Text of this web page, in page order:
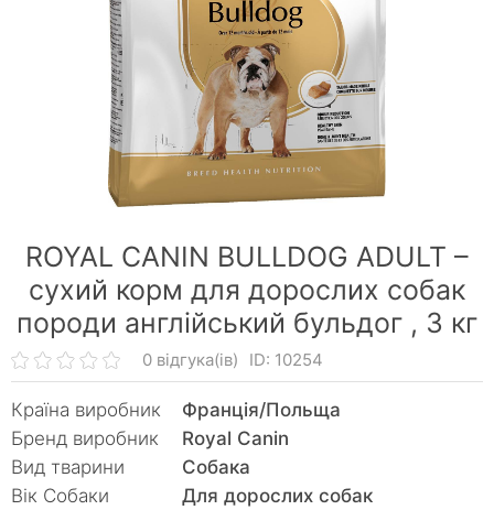
ROYAL CANIN BULLDOG ADULT –
сухий корм для дорослих собак
породи англійський бульдог , 3 кг
0 відгука(ів) ID: 10254
Країна виробник
Франція/Польща
Бренд виробник
Royal Canin
Вид тварини
Собака
Вік Собаки
Для дорослих собак